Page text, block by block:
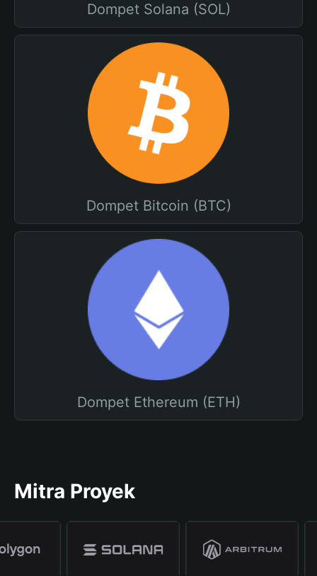
Dompet Solana (SOL)
Dompet Bitcoin (BTC)
Dompet Ethereum (ETH)
Mitra Proyek